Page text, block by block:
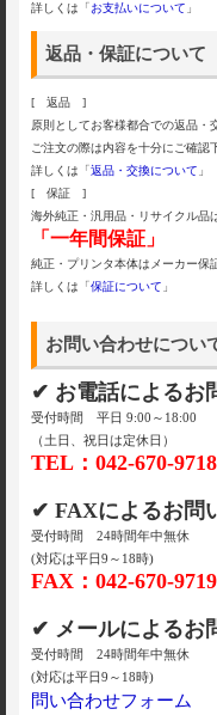
詳しくは「お支払いについて 」
返品・保証について
[ 返品 ]
原則としてお客様都合での返品・
ご注文の際は内容を十分にご確認
詳しくは「返品・交換について 」
[ 保証 ]
海外純正・汎用品・リサイクル品
「一年間保証」
純正・プリンタ本体はメーカー保
詳しくは「保証について 」
お問い合わせについ
✔ お電話によるお
受付時間 平日 9:00～18:00
（土日、祝日は定休日）
TEL：042-670-9718
✔ FAXによるお問
受付時間 24時間年中無休
(対応は平日9～18時)
FAX：042-670-9719
✔ メールによるお
受付時間 24時間年中無休
(対応は平日9～18時)
問い合わせフォーム